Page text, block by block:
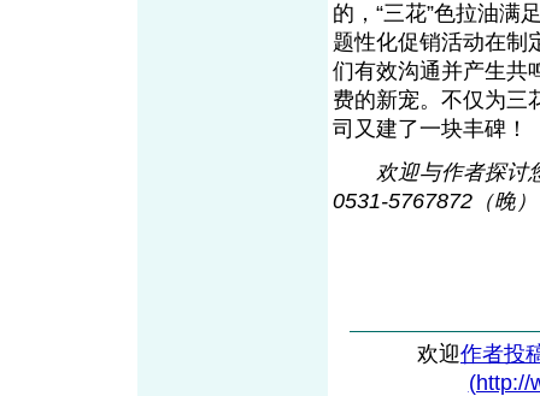
的，“三花”色拉油满
题性化促销活动在制
们有效沟通并产生共
费的新宠。不仅为三
司又建了一块丰碑！
欢迎与作者探讨您
0531-5767872（晚
欢迎作者投
(http://